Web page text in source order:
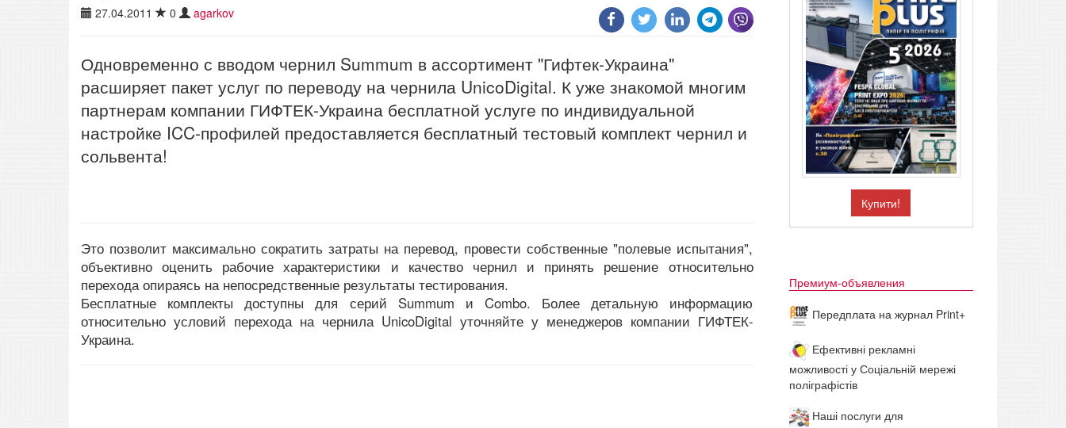
27.04.2011 0 agarkov
Одновременно с вводом чернил Summum в ассортимент "Гифтек-Украина"
расширяет пакет услуг по переводу на чернила UnicoDigital. К уже знакомой многим
партнерам компании ГИФТЕК-Украина бесплатной услуге по индивидуальной
настройке ICC-профилей предоставляется бесплатный тестовый комплект чернил и
сольвента!
Это позволит максимально сократить затраты на перевод, провести собственные "полевые испытания",
объективно оценить рабочие характеристики и качество чернил и принять решение относительно
перехода опираясь на непосредственные результаты тестирования.
Бесплатные комплекты доступны для серий Summum и Combo. Более детальную информацию
относительно условий перехода на чернила UnicoDigital уточняйте у менеджеров компании ГИФТЕК-
Украина.
Купити!
Премиум-объявления
Передплата на журнал Print+
Ефективні рекламні
можливості у Соціальній мережі
поліграфістів
Наші послуги для